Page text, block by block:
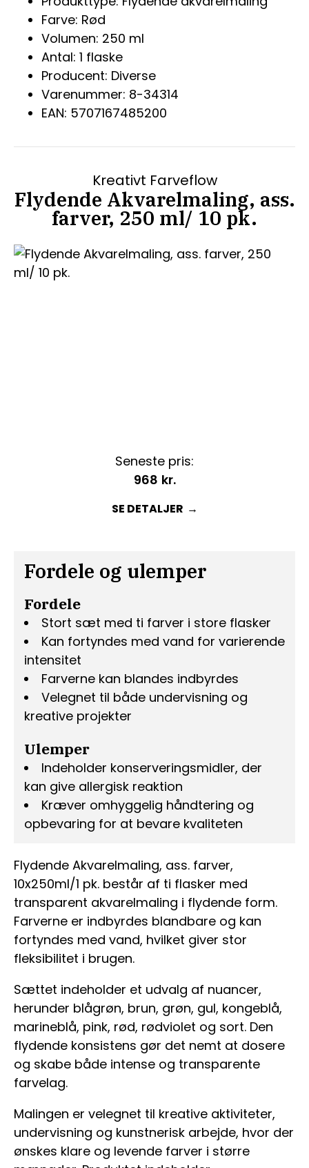
Farve: Rød
Volumen: 250 ml
Antal: 1 flaske
Producent: Diverse
Varenummer: 8-34314
EAN: 5707167485200
Kreativt Farveflow
Flydende Akvarelmaling, ass.
farver, 250 ml/ 10 pk.
Flydende Akvarelmaling, ass. farver,
10x250ml/1 pk. består af ti flasker med
transparent akvarelmaling i flydende form.
Farverne er indbyrdes blandbare og kan
fortyndes med vand, hvilket giver stor
fleksibilitet i brugen.
Sættet indeholder et udvalg af nuancer,
herunder blågrøn, brun, grøn, gul, kongeblå,
marineblå, pink, rød, rødviolet og sort. Den
flydende konsistens gør det nemt at dosere
og skabe både intense og transparente
farvelag.
Malingen er velegnet til kreative aktiviteter,
undervisning og kunstnerisk arbejde, hvor der
ønskes klare og levende farver i større
Fordele og ulemper
Fordele
Stort sæt med ti farver i store flasker
Kan fortyndes med vand for varierende
intensitet
Farverne kan blandes indbyrdes
Velegnet til både undervisning og
kreative projekter
Ulemper
Indeholder konserveringsmidler, der
kan give allergisk reaktion
Kræver omhyggelig håndtering og
opbevaring for at bevare kvaliteten
Seneste pris:
968 kr.
SE DETALJER